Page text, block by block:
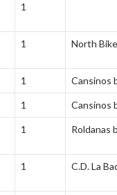
1
1 North
1 Cansinos
1 Cansinos
1 Roldanas
1 C.D. La